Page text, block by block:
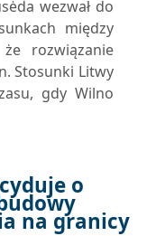
wezwał do
między
rozwiązanie
Stosunki Litwy
gdy Wilno
o
na granicy